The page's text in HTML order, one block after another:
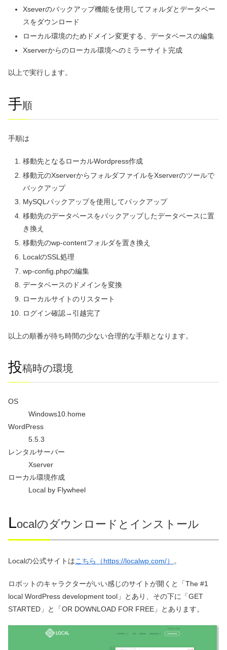
Xseverのバックアップ機能を使用してフォルダとデータベー
スをダウンロード
ローカル環境のためドメイン変更する、データベースの編集
Xserverからのローカル環境へのミラーサイト完成
以上で実行します。
手順
手順は
移動先となるローカルWordpress作成
移動元のXserverからフォルダファイルをXserverのツールで
バックアップ
MySQLバックアップを使用してバックアップ
移動先のデータベースをバックアップしたデータベースに置
き換え
移動先のwp-contentフォルダを置き換え
LocalのSSL処理
wp-config.phpの編集
データベースのドメインを変換
ローカルサイトのリスタート
ログイン確認→引越完了
以上の順番が待ち時間の少ない合理的な手順となります。
投稿時の環境
OS
Windows10.home
WordPress
5.5.3
レンタルサーバー
Xserver
ローカル環境作成
Local by Flywheel
Localのダウンロードとインストール
Localの公式サイトはこちら（https://localwp.com/） 。
ロボットのキャラクターがいい感じのサイトが開くと「The #1
local WordPress development tool」とあり、その下に「GET
STARTED」と「OR DOWNLOAD FOR FREE」とあります。